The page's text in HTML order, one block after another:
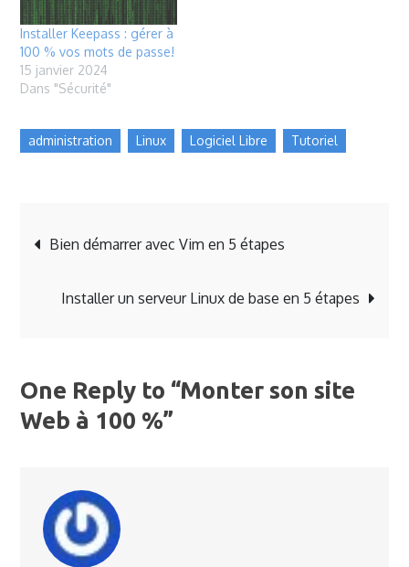
Installer Keepass : gérer à
100 % vos mots de passe!
15 janvier 2024
Dans "Sécurité"
administration Linux Logiciel Libre Tutoriel
Navigation
de
Bien démarrer avec Vim en 5 étapes
Installer un serveur Linux de base en 5 étapes
One Reply to “Monter son site
Web à 100 %”